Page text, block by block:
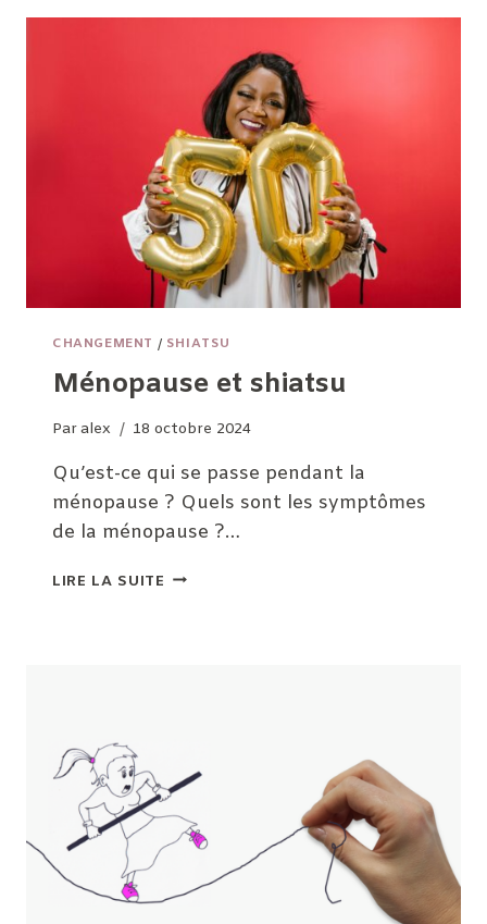
CHANGEMENT / SHIATSU
Ménopause et shiatsu
Paralex 18 octobre 2024
Qu’est-ce qui se passe pendant la
ménopause ? Quels sont les symptômes
de la ménopause ?…
LIRE LA SUITE MÉNOPAUSE